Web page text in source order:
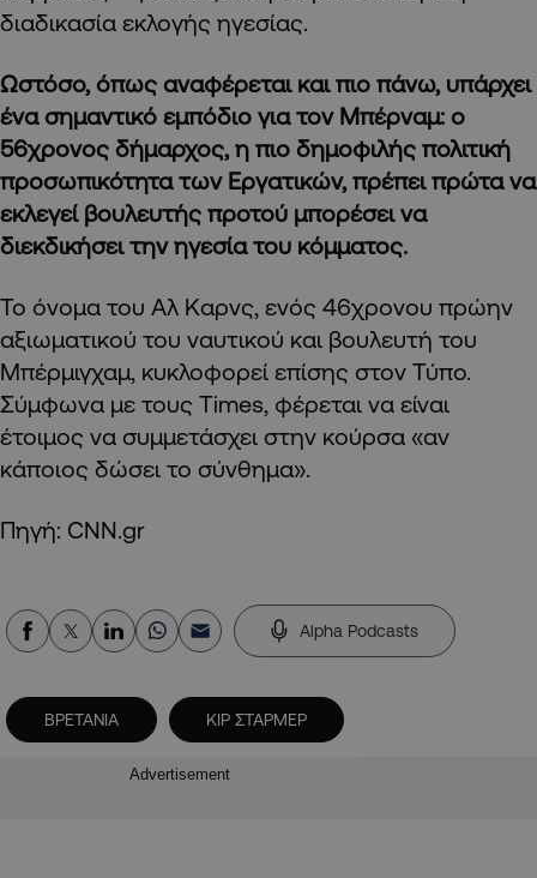
διαδικασία εκλογής ηγεσίας.
Ωστόσο, όπως αναφέρεται και πιο πάνω, υπάρχει
ένα σημαντικό εμπόδιο για τον Μπέρναμ: ο
56χρονος δήμαρχος, η πιο δημοφιλής πολιτική
προσωπικότητα των Εργατικών, πρέπει πρώτα να
εκλεγεί βουλευτής προτού μπορέσει να
διεκδικήσει την ηγεσία του κόμματος.
Το όνομα του Αλ Καρνς, ενός 46χρονου πρώην
αξιωματικού του ναυτικού και βουλευτή του
Μπέρμιγχαμ, κυκλοφορεί επίσης στον Τύπο.
Σύμφωνα με τους Times, φέρεται να είναι
έτοιμος να συμμετάσχει στην κούρσα «αν
κάποιος δώσει το σύνθημα».
Πηγή: CNN.gr
Alpha Podcasts
ΒΡΕΤΑΝΙΑ ΚΙΡ ΣΤΑΡΜΕΡ
Advertisement